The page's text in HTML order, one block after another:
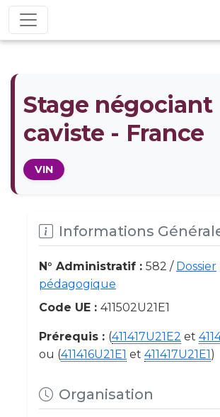
Stage négociant
caviste - France
VIN
Informations
N° Administratif : 582 / Dossier
pédagogique
Code UE : 411502U21E1
Prérequis : (411417U21E2 et
ou (411416U21E1 et 411417U21E1)
Organisation